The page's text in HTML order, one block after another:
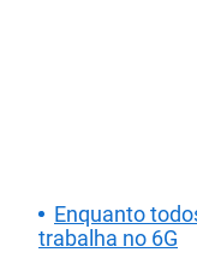
Enquanto
trabalha no 6G